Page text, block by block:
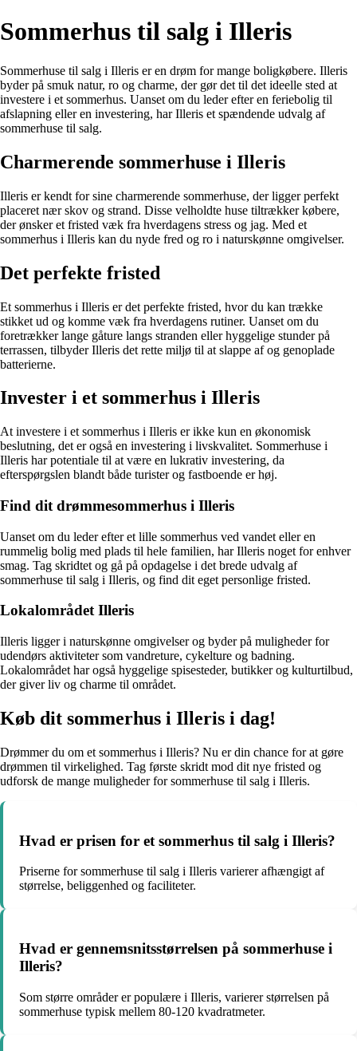
Sommerhus til salg i Illeris
Sommerhuse til salg i Illeris er en drøm for mange boligkøbere. Illeris
byder på smuk natur, ro og charme, der gør det til det ideelle sted at
investere i et sommerhus. Uanset om du leder efter en feriebolig til
afslapning eller en investering, har Illeris et spændende udvalg af
sommerhuse til salg.
Charmerende sommerhuse i Illeris
Illeris er kendt for sine charmerende sommerhuse, der ligger perfekt
placeret nær skov og strand. Disse velholdte huse tiltrækker købere,
der ønsker et fristed væk fra hverdagens stress og jag. Med et
sommerhus i Illeris kan du nyde fred og ro i naturskønne omgivelser.
Det perfekte fristed
Et sommerhus i Illeris er det perfekte fristed, hvor du kan trække
stikket ud og komme væk fra hverdagens rutiner. Uanset om du
foretrækker lange gåture langs stranden eller hyggelige stunder på
terrassen, tilbyder Illeris det rette miljø til at slappe af og genoplade
batterierne.
Invester i et sommerhus i Illeris
At investere i et sommerhus i Illeris er ikke kun en økonomisk
beslutning, det er også en investering i livskvalitet. Sommerhuse i
Illeris har potentiale til at være en lukrativ investering, da
efterspørgslen blandt både turister og fastboende er høj.
Find dit drømmesommerhus i Illeris
Uanset om du leder efter et lille sommerhus ved vandet eller en
rummelig bolig med plads til hele familien, har Illeris noget for enhver
smag. Tag skridtet og gå på opdagelse i det brede udvalg af
sommerhuse til salg i Illeris, og find dit eget personlige fristed.
Lokalområdet Illeris
Illeris ligger i naturskønne omgivelser og byder på muligheder for
udendørs aktiviteter som vandreture, cykelture og badning.
Lokalområdet har også hyggelige spisesteder, butikker og kulturtilbud,
der giver liv og charme til området.
Køb dit sommerhus i Illeris i dag!
Drømmer du om et sommerhus i Illeris? Nu er din chance for at gøre
drømmen til virkelighed. Tag første skridt mod dit nye fristed og
udforsk de mange muligheder for sommerhuse til salg i Illeris.
Hvad er prisen for et sommerhus til salg i Illeris?
Priserne for sommerhuse til salg i Illeris varierer afhængigt af
størrelse, beliggenhed og faciliteter.
Hvad er gennemsnitsstørrelsen på sommerhuse i
Illeris?
Som større områder er populære i Illeris, varierer størrelsen på
sommerhuse typisk mellem 80-120 kvadratmeter.